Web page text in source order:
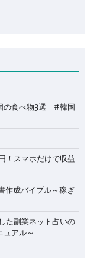
の食べ物3選 #韓国
！スマホだけで収益
作成バイブル～稼ぎ
た副業ネット占いの
アル～